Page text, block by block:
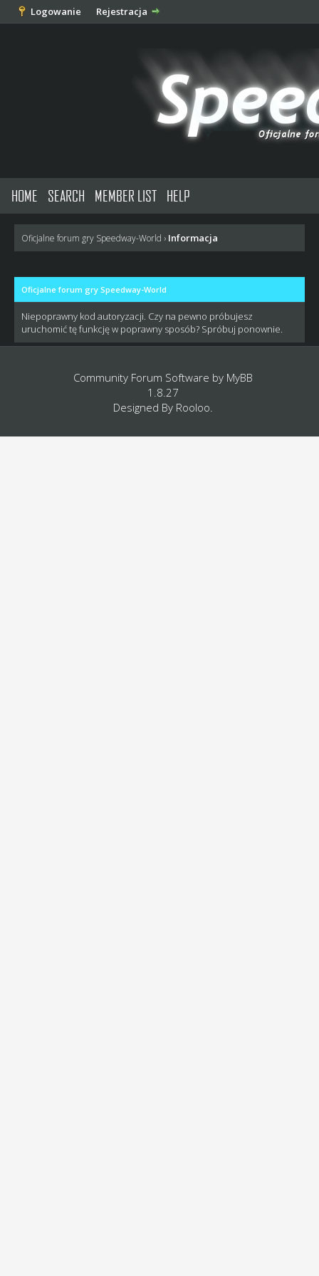
Logowanie Rejestracja
HOME SEARCH MEMBER LIST HELP
Oficjalne forum gry Speedway-World › Informacja
Oficjalne forum gry Speedway-World
Niepoprawny kod autoryzacji. Czy na pewno próbujesz
uruchomić tę funkcję w poprawny sposób? Spróbuj ponownie.
Community Forum Software by MyBB
1.8.27
Designed By Rooloo.